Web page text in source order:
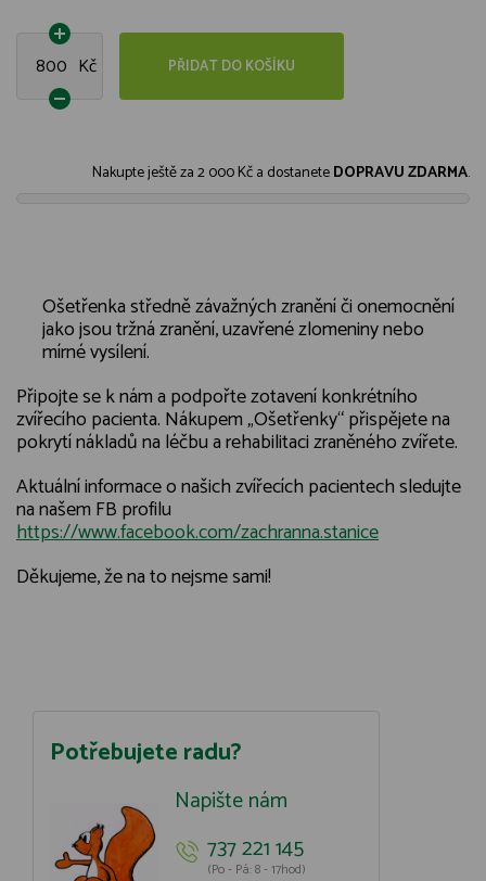
Kč PŘIDAT DO KOŠÍKU
Nakupte ještě za2 000 Kča dostaneteDOPRAVU ZDARMA.
Ošetřenka středně závažných zranění či onemocnění
jako jsou tržná zranění, uzavřené zlomeniny nebo
mírné vysílení.
Připojte se k nám a podpořte zotavení konkrétního
zvířecího pacienta. Nákupem „Ošetřenky“ přispějete na
pokrytí nákladů na léčbu a rehabilitaci zraněného zvířete.
Aktuální informace o našich zvířecích pacientech sledujte
na našem FB profilu
https://www.facebook.com/zachranna.stanice
Děkujeme, že na to nejsme sami!
Potřebujete radu?
Napište nám
737 221 145
(Po - Pá: 8 - 17hod)